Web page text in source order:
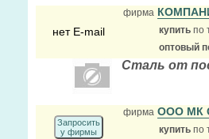
нет E-mail
фирма
купить по
оптовый
Сталь от
Запросить
у фирмы
фирма ООО МК
купить по